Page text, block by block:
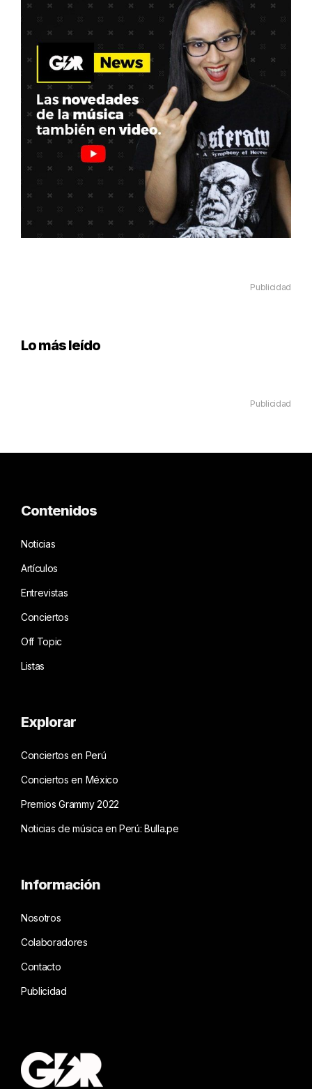
Publicidad
Lo más leído
Publicidad
Contenidos
Noticias
Artículos
Entrevistas
Conciertos
Off Topic
Listas
Explorar
Conciertos en Perú
Conciertos en México
Premios Grammy 2022
Noticias de música en Perú: Bulla.pe
Información
Nosotros
Colaboradores
Contacto
Publicidad